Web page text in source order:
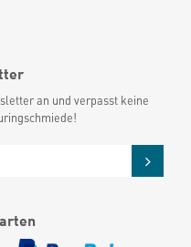
an und verpasst keine